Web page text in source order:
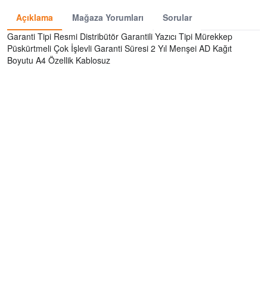
Açıklama Mağaza Yorumları
Sorular
Garanti Tipi Resmi Distribütör Garantili Yazıcı Tipi Mürekkep
Püskürtmeli Çok İşlevli Garanti Süresi 2 Yıl Menşei AD Kağıt
Boyutu A4 Özellik Kablosuz